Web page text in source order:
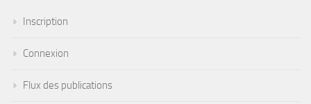
Inscription
Connexion
Flux des publications